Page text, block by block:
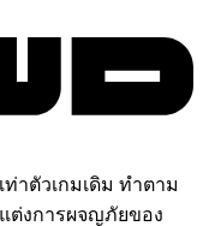
าตัวเกมเดิม ทำตาม
ต่งการผจญภัยของ